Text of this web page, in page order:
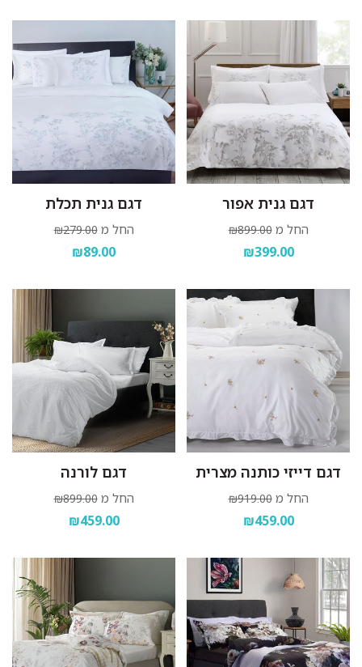
דגם גנית אפור
החל מ ₪899.00
₪399.00
דגם גנית תכלת
החל מ ₪279.00
₪89.00
דגם דייזי כותנה מצרית
החל מ ₪919.00
₪459.00
דגם לורנה
החל מ ₪899.00
₪459.00